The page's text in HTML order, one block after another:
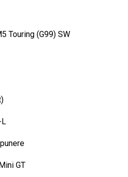
Touring (G99) SW
L
GT